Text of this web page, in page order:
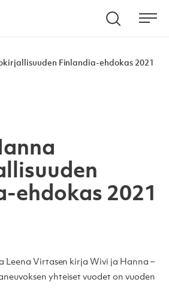
Hae
Finlandia-ehdokas 2021
ehdokas 2021
Leena Virtasen kirja Wivi ja Hanna –
yhteiset vuodet on vuoden